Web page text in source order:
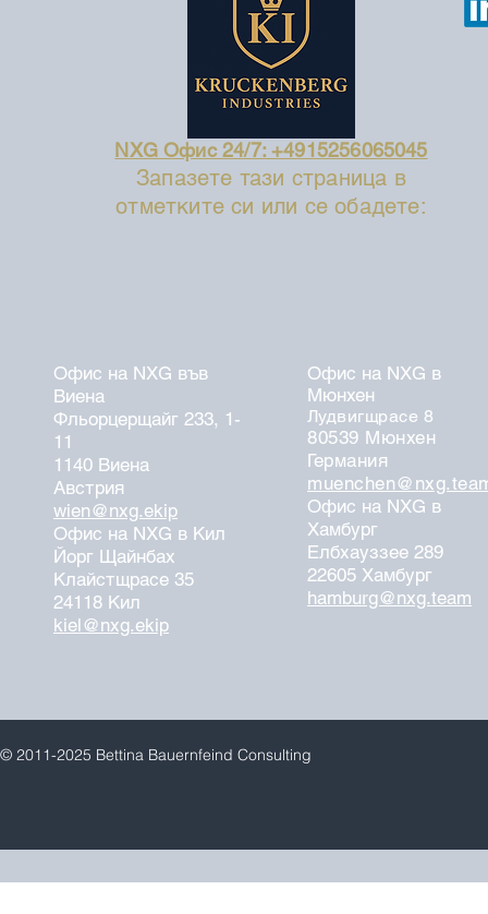
NXG Офис 24/7: +4915256065045
Запазете тази страница в
отметките си или се обадете:
Офис на NXG във
Виена
Фльорцерщайг 233, 1-
11
1140 Виена
Австрия
wien@nxg.ekip
Офис на NXG в Кил
Йорг Щайнбах
Клайстщрасе 35
24118 Кил
kiel@nxg.ekip
Офис на NXG в
Мюнхен
Лудвигщрасе 8
80539 Мюнхен
Германия
Офис на NXG в
Хамбург
Елбхауззее 289
22605 Хамбург
hamburg@nxg.team
© 2011-2025 Bettina Bauernfeind Consulting